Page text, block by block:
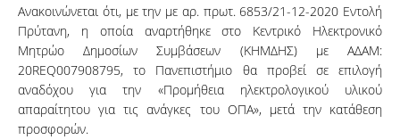
Ανακοινώνεται ότι, με την με αρ. πρωτ. 6853/21-12-2020 Εντολή
Πρύτανη, η οποία αναρτήθηκε στο Κεντρικό Ηλεκτρονικό
Μητρώο Δημοσίων Συμβάσεων (ΚΗΜΔΗΣ) με ΑΔΑΜ:
20REQ007908795, το Πανεπιστήμιο θα προβεί σε επιλογή
αναδόχου για την «Προμήθεια ηλεκτρολογικού υλικού
απαραίτητου για τις ανάγκες του ΟΠΑ», μετά την κατάθεση
προσφορών.